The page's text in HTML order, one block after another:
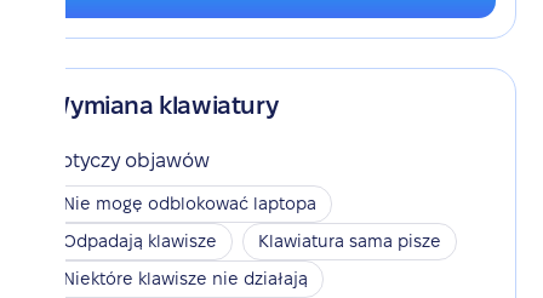
Wymiana klawiatury
Dotyczy objawów
Nie mogę odblokować laptopa
Odpadają klawisze
Klawiatura sama pisze
Niektóre klawisze nie działają